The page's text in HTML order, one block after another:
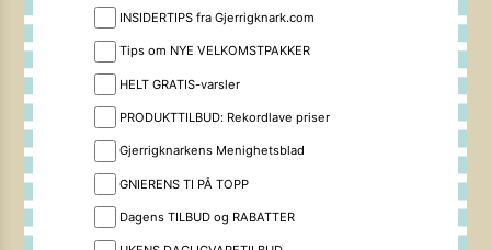
INSIDERTIPS fra Gjerrigknark.com
Tips om NYE VELKOMSTPAKKER
HELT GRATIS-varsler
PRODUKTTILBUD: Rekordlave priser
Gjerrigknarkens Menighetsblad
GNIERENS TI PÅ TOPP
Dagens TILBUD og RABATTER